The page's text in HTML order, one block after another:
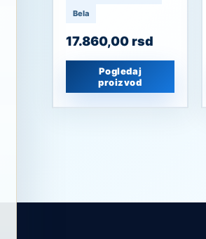
Bela
17.860,00rsd
Pogledaj
proizvod